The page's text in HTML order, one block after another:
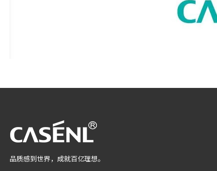
品质感到世界，成就百亿理想。